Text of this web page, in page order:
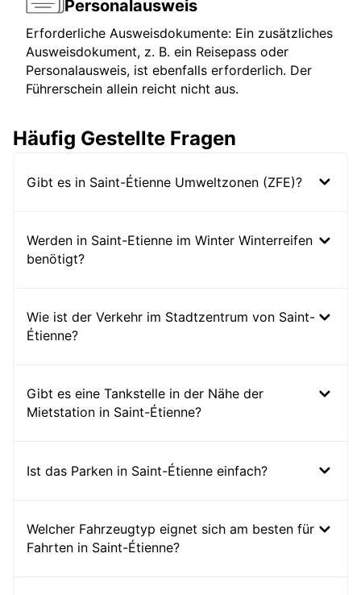
Personalausweis
Erforderliche Ausweisdokumente: Ein zusätzliches
Ausweisdokument, z. B. ein Reisepass oder
Personalausweis, ist ebenfalls erforderlich. Der
Führerschein allein reicht nicht aus.
Häufig Gestellte Fragen
Gibt es in Saint-Étienne Umweltzonen (ZFE)?
Werden in Saint-Etienne im Winter Winterreifen
benötigt?
Wie ist der Verkehr im Stadtzentrum von Saint-
Étienne?
Gibt es eine Tankstelle in der Nähe der
Mietstation in Saint-Étienne?
Ist das Parken in Saint-Étienne einfach?
Welcher Fahrzeugtyp eignet sich am besten für
Fahrten in Saint-Étienne?